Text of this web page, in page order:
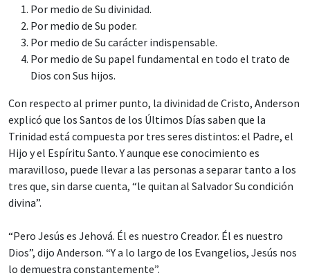
Por medio de Su divinidad.
Por medio de Su poder.
Por medio de Su carácter indispensable.
Por medio de Su papel fundamental en todo el trato de
Dios con Sus hijos.
Con respecto al primer punto, la divinidad de Cristo, Anderson
explicó que los Santos de los Últimos Días saben que la
Trinidad está compuesta por tres seres distintos: el Padre, el
Hijo y el Espíritu Santo. Y aunque ese conocimiento es
maravilloso, puede llevar a las personas a separar tanto a los
tres que, sin darse cuenta, “le quitan al Salvador Su condición
divina”.
“Pero Jesús es Jehová. Él es nuestro Creador. Él es nuestro
Dios”, dijo Anderson. “Y a lo largo de los Evangelios, Jesús nos
lo demuestra constantemente”.